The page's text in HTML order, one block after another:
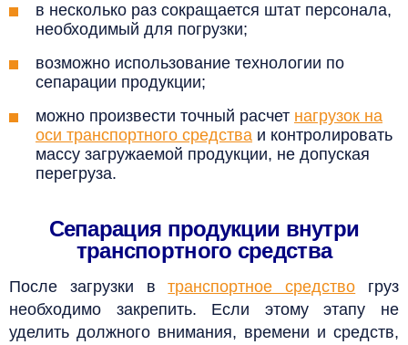
в несколько раз сокращается штат персонала,
необходимый для погрузки;
возможно использование технологии по
сепарации продукции;
можно произвести точный расчет нагрузок на
оси транспортного средства и контролировать
массу загружаемой продукции, не допуская
перегруза.
Сепарация продукции внутри
транспортного средства
После загрузки втранспортное средство груз
необходимо закрепить. Если этому этапу не
уделить должного внимания, времени и средств,